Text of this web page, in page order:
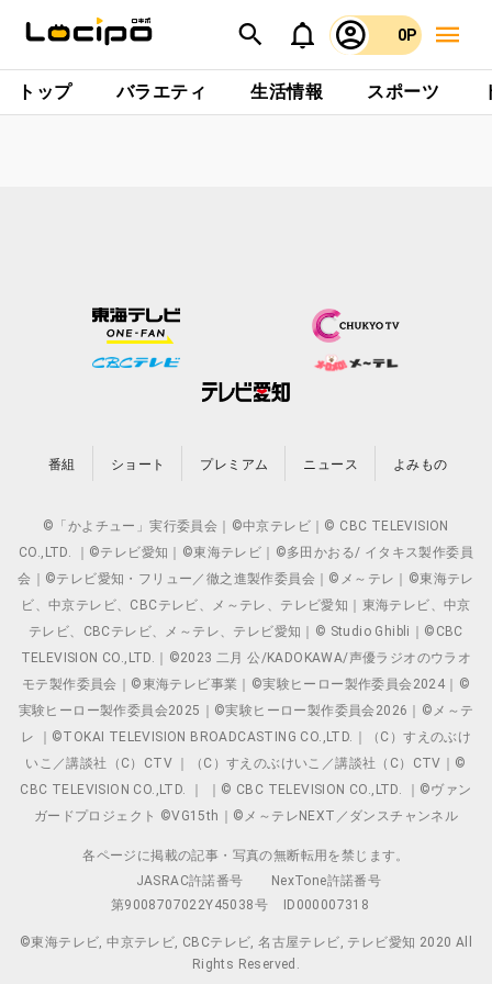
0P
トップ バラエティ 生活情報 スポーツ
番組 ショート プレミアム ニュース よみもの
©「かよチュー」実行委員会｜©中京テレビ｜© CBC TELEVISION
CO.,LTD. ｜©テレビ愛知｜©東海テレビ｜©多田かおる/ イタキス製作委員
会｜©テレビ愛知・フリュー／徹之進製作委員会｜©メ～テレ｜©東海テレ
ビ、中京テレビ、CBCテレビ、メ～テレ、テレビ愛知｜東海テレビ、中京
テレビ、CBCテレビ、メ～テレ、テレビ愛知｜© Studio Ghibli｜©CBC
TELEVISION CO.,LTD.｜©2023 二月 公/KADOKAWA/声優ラジオのウラオ
モテ製作委員会｜©東海テレビ事業｜©実験ヒーロー製作委員会2024｜©
実験ヒーロー製作委員会2025｜©実験ヒーロー製作委員会2026｜©メ～テ
レ ｜©TOKAI TELEVISION BROADCASTING CO.,LTD.｜（C）すえのぶけ
いこ／講談社（C）CTV ｜（C）すえのぶけいこ／講談社（C）CTV｜©
CBC TELEVISION CO.,LTD. ｜ ｜© CBC TELEVISION CO.,LTD. ｜©ヴァン
ガードプロジェクト ©VG15th｜©メ～テレNEXT／ダンスチャンネル
各ページに掲載の記事・写真の無断転用を禁じます。
JASRAC許諾番号
NexTone許諾番号
第9008707022Y45038号
ID000007318
©東海テレビ, 中京テレビ, CBCテレビ, 名古屋テレビ, テレビ愛知 2020 All
Rights Reserved.